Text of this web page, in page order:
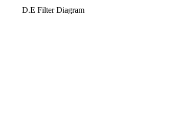
D.E Filter Diagram